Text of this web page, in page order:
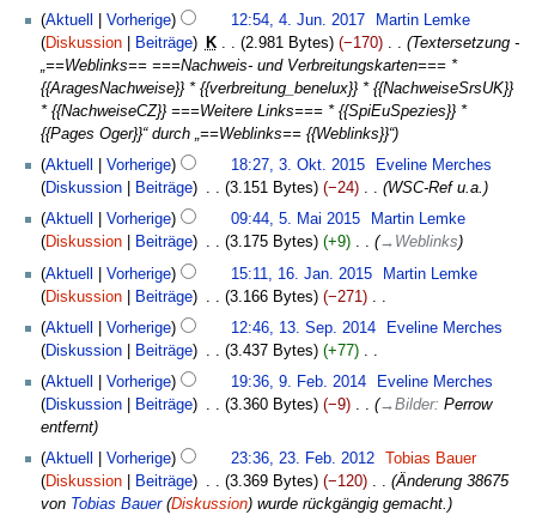
g
s
z
u
a
m
m
e
n
f
a
s
s
u
g
t
u
g
s
z
s
a
m
m
n
f
a
s
s
u
n
K
e
n
e
B
e
a
r
b
e
t
u
n
g
s
z
a
m
m
Juni
Aktuell Vorherige 12:54, 4. Jun. 2017
Martin Lemke
Diskussion
Beiträge K 2.981 Bytes −170 ‎
Textersetzung -
„==Weblinks== ===Nachweis- und Verbreitungskarten=== *
{{AragesNachweise}} * {{verbreitung_benelux}} * {{NachweiseSrsUK}}
* {{NachweiseCZ}} ===Weitere Links=== * {{SpiEuSpezies}} *
{{Pages Oger}}“ durch „==Weblinks== {{Weblinks}}“
Oktober
Aktuell Vorherige 18:27, 3. Okt. 2015
Eveline Merches
Diskussion
Beiträge 3.151 Bytes −24 ‎ WSC-Ref u.a.
5.
Mai
Aktuell Vorherige 09:44, 5. Mai 2015
Martin Lemke
Diskussion
Beiträge 3.175 Bytes +9 ‎ → Weblinks
Januar
Aktuell Vorherige 15:11, 16. Jan. 2015
Martin Lemke
Diskussion
Beiträge 3.166 Bytes −271 ‎
K
e
n
e
B
e
a
r
September
Aktuell Vorherige 12:46, 13. Sep. 2014
Eveline Merches
Diskussion
Beiträge 3.437 Bytes +77 ‎
K
e
e
B
e
9.
Februar
2014
Aktuell Vorherige 19:36, 9. Feb. 2014
Eveline Merches
Diskussion
Beiträge 3.360 Bytes −9 ‎ →Bilder: Perrow
entfernt
23.
Februar
2012
Aktuell Vorherige 23:36, 23. Feb. 2012
Tobias Bauer
Diskussion
Beiträge 3.369 Bytes −120 ‎
Änderung 38675
von Tobias Bauer(Diskussion) wurde rückgängig gemacht.